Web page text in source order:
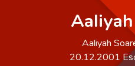
Équipe scientifique
Aaliyah
20.12.2001